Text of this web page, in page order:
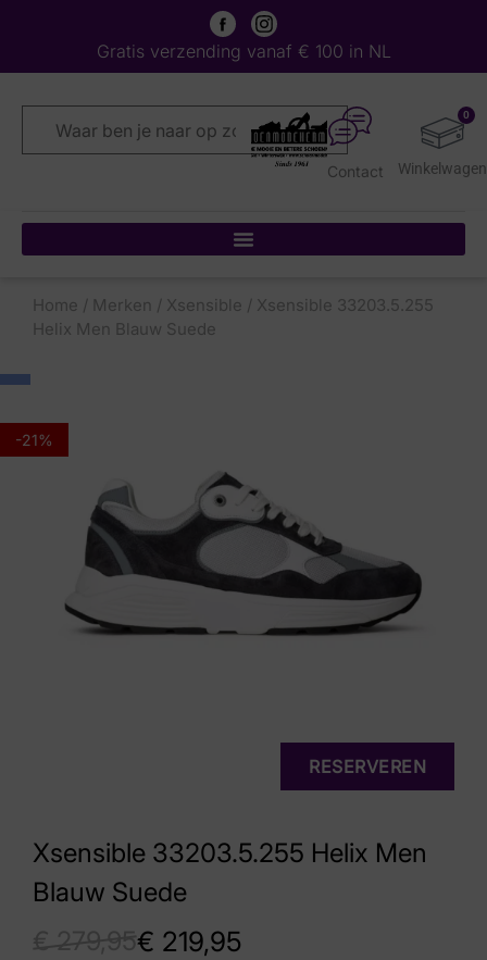
Gratis verzending vanaf € 100 in NL
0
Contact
Home / Merken / Xsensible / Xsensible 33203.5.255
Helix Men Blauw Suede
-21%
Xsensible 33203.5.255 Helix Men
Blauw Suede
€ 219,95
RESERVEREN